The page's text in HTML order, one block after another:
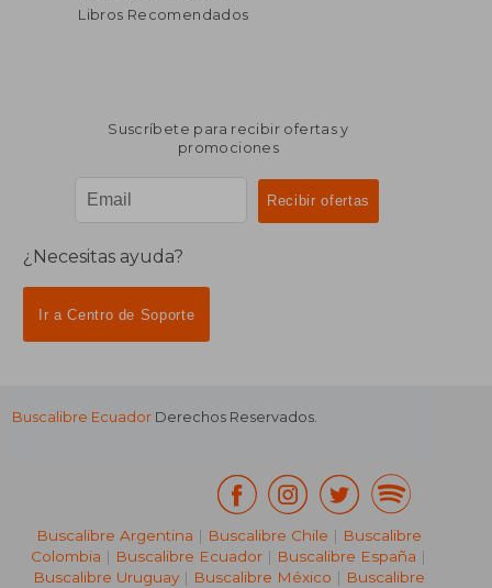
Libros Recomendados
Suscríbete para recibir ofertas y
promociones
¿Necesitas ayuda?
Ir a Centro de Soporte
Buscalibre Ecuador Derechos Reservados.
Buscalibre Argentina | Buscalibre Chile | Buscalibre
Colombia | Buscalibre Ecuador | Buscalibre España |
Buscalibre Uruguay| Buscalibre México | Buscalibre